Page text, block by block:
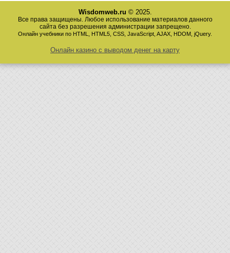
Wisdomweb.ru © 2025.
Все права защищены. Любое использование материалов данного
сайта без разрешения администрации запрещено.
Онлайн учебники по HTML, HTML5, CSS, JavaScript, AJAX, HDOM, jQuery.
Онлайн казино с выводом денег на карту